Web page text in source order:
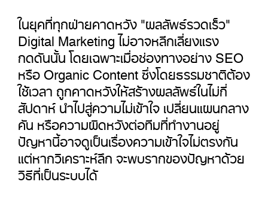
ในยุคที่ทุกฝ่ายคาดหวัง "ผลลัพธ์รวดเร็ว"
Digital Marketing ไม่อาจหลีกเลี่ยงแรง
กดดันนั้น โดยเฉพาะเมื่อช่องทางอย่าง SEO
หรือ Organic Content ซึ่งโดยธรรมชาติต้อง
ใช้เวลา ถูกคาดหวังให้สร้างผลลัพธ์ในไม่กี่
สัปดาห์ นำไปสู่ความไม่เข้าใจ เปลี่ยนแผนกลาง
คัน หรือความผิดหวังต่อทีมที่ทำงานอยู่
ปัญหานี้อาจดูเป็นเรื่องความเข้าใจไม่ตรงกัน
แต่หากวิเคราะห์ลึก จะพบรากของปัญหาด้วย
วิธีที่เป็นระบบได้